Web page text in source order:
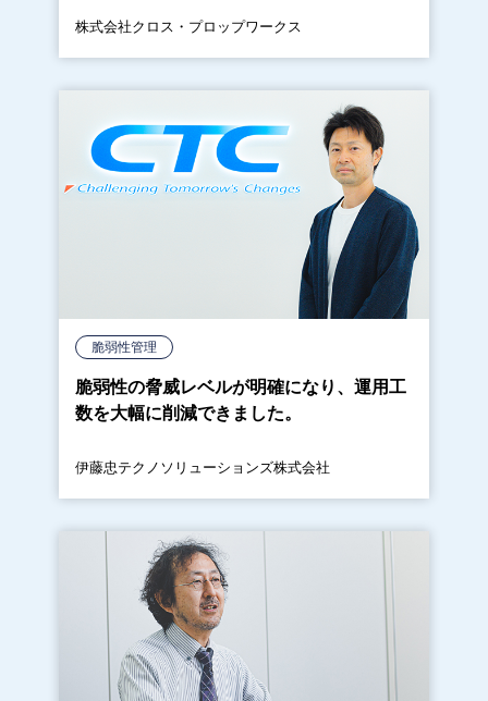
株式会社クロス・プロップワークス
脆弱性管理
脆弱性の脅威レベルが明確になり、運用工
数を大幅に削減できました。
伊藤忠テクノソリューションズ株式会社